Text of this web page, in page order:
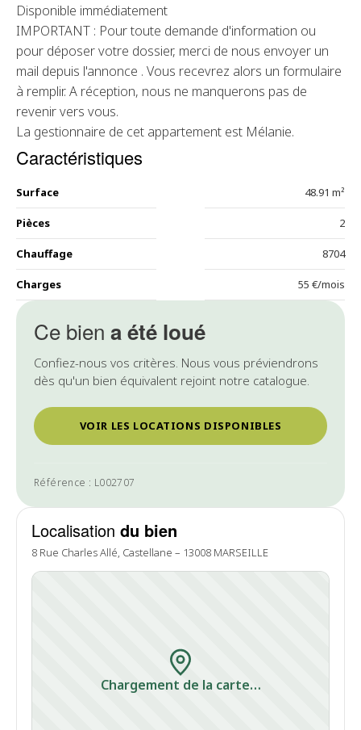
Ce bien a été loué
Confiez-nous vos critères. Nous vous préviendrons
dès qu'un bien équivalent rejoint notre catalogue.
VOIR LES LOCATIONS DISPONIBLES
Référence : L002707
Localisation du bien
8 Rue Charles Allé, Castellane – 13008 MARSEILLE
Chargement de la carte…
Disponible immédiatement
IMPORTANT : Pour toute demande d'information ou
pour déposer votre dossier, merci de nous envoyer un
mail depuis l'annonce . Vous recevrez alors un formulaire
à remplir. A réception, nous ne manquerons pas de
revenir vers vous.
La gestionnaire de cet appartement est Mélanie.
Caractéristiques
Surface 48.91 m²
Pièces 2
Chauffage 8704
Charges 55 €/mois